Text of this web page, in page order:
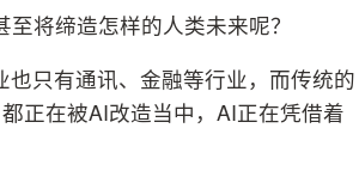
将缔造怎样的人类未来呢？
只有通讯、金融等行业，而传统的
正在被AI改造当中，AI正在凭借着